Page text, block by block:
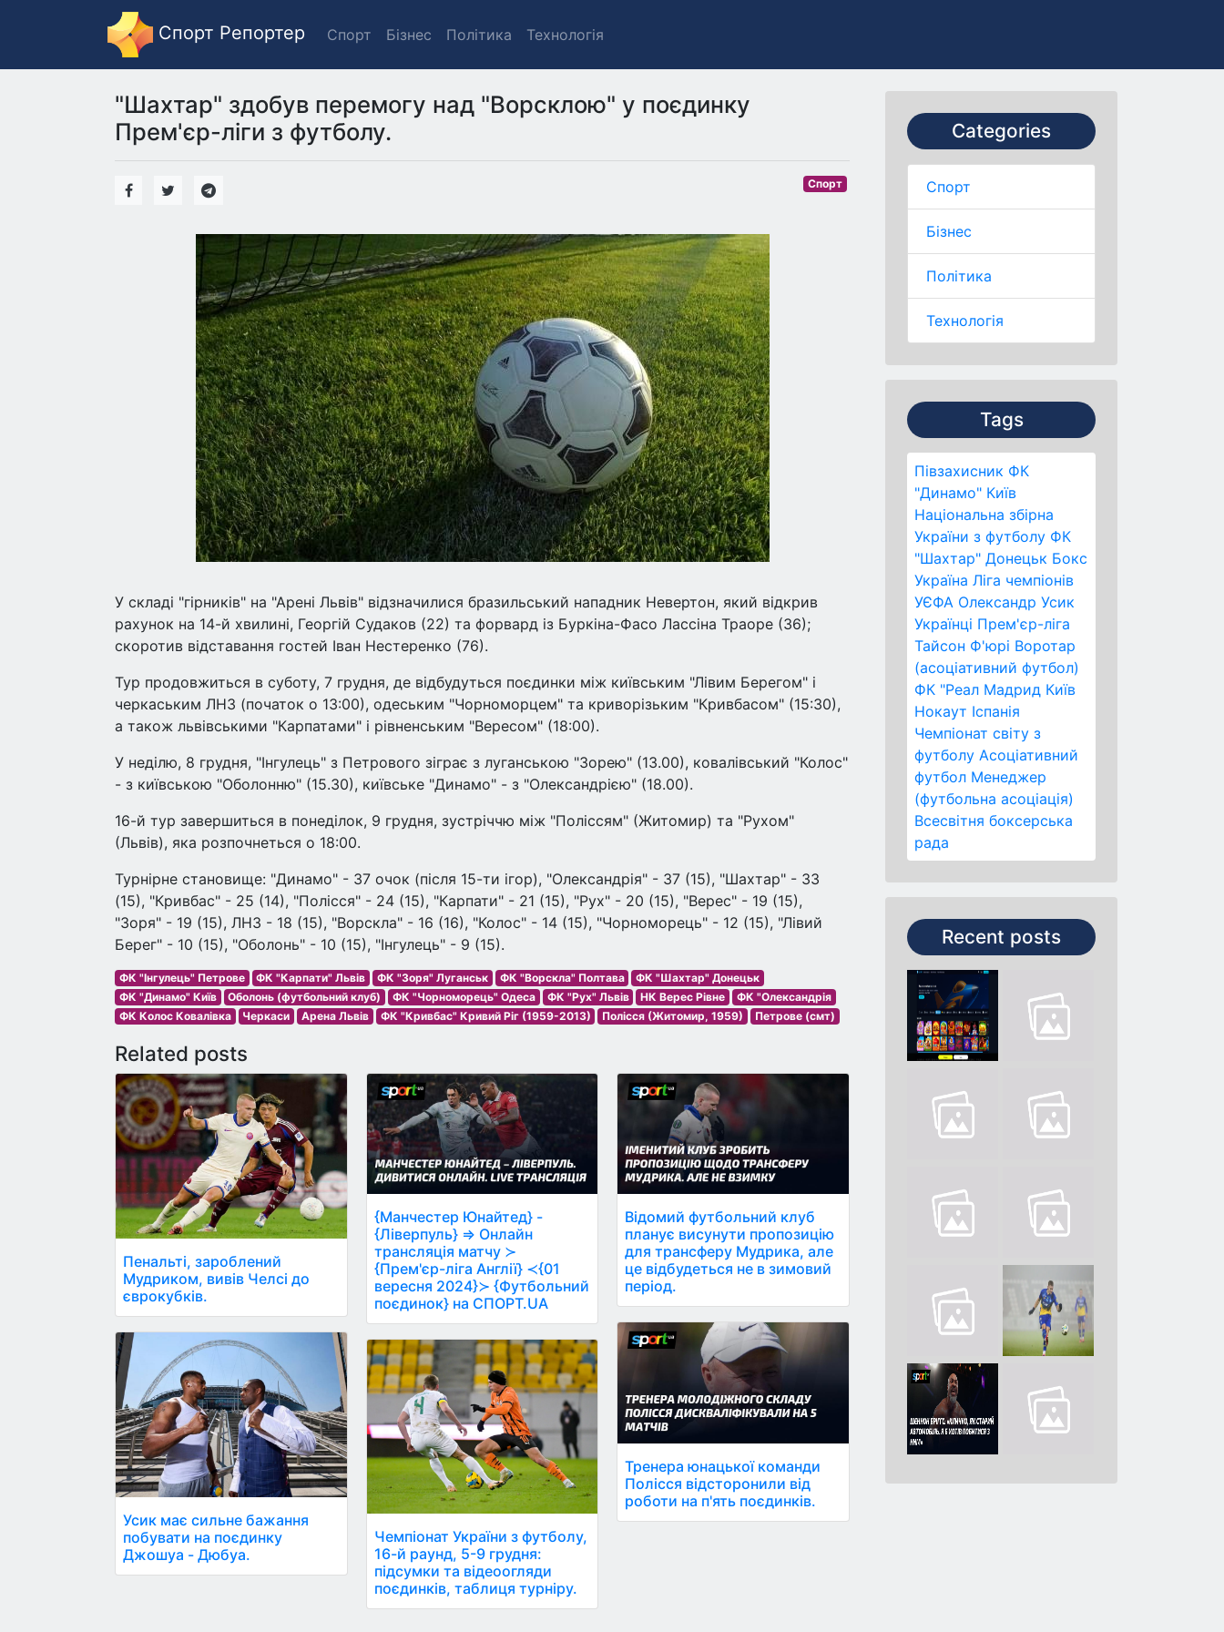
Спорт Репортер Спорт Бізнес Політика Технологія
Categories
Спорт
Бізнес
Політика
Технологія
Tags
Півзахисник ФК
"Динамо" Київ
Національна збірна
України з футболу ФК
"Шахтар" Донецьк Бокс
Україна Ліга чемпіонів
УЄФА Олександр Усик
Українці Прем'єр-ліга
Тайсон Ф'юрі Воротар
(асоціативний футбол)
ФК "Реал Мадрид Київ
Нокаут Іспанія
Чемпіонат світу з
футболу Асоціативний
футбол Менеджер
(футбольна асоціація)
Всесвітня боксерська
рада
Recent posts
"Шахтар" здобув перемогу над "Ворсклою" у поєдинку
Прем'єр-ліги з футболу.
Спорт
У складі "гірників" на "Арені Львів" відзначилися бразильський нападник Невертон, який відкрив
рахунок на 14-й хвилині, Георгій Судаков (22) та форвард із Буркіна-Фасо Лассіна Траоре (36);
скоротив відставання гостей Іван Нестеренко (76).
Тур продовжиться в суботу, 7 грудня, де відбудуться поєдинки між київським "Лівим Берегом" і
черкаським ЛНЗ (початок о 13:00), одеським "Чорноморцем" та криворізьким "Кривбасом" (15:30),
а також львівськими "Карпатами" і рівненським "Вересом" (18:00).
У неділю, 8 грудня, "Інгулець" з Петрового зіграє з луганською "Зорею" (13.00), ковалівський "Колос"
- з київською "Оболонню" (15.30), київське "Динамо" - з "Олександрією" (18.00).
16-й тур завершиться в понеділок, 9 грудня, зустріччю між "Поліссям" (Житомир) та "Рухом"
(Львів), яка розпочнеться о 18:00.
Турнірне становище: "Динамо" - 37 очок (після 15-ти ігор), "Олександрія" - 37 (15), "Шахтар" - 33
(15), "Кривбас" - 25 (14), "Полісся" - 24 (15), "Карпати" - 21 (15), "Рух" - 20 (15), "Верес" - 19 (15),
"Зоря" - 19 (15), ЛНЗ - 18 (15), "Ворскла" - 16 (16), "Колос" - 14 (15), "Чорноморець" - 12 (15), "Лівий
Берег" - 10 (15), "Оболонь" - 10 (15), "Інгулець" - 9 (15).
ФК "Інгулець" Петрове ФК "Карпати" Львів ФК "Зоря" Луганськ ФК "Ворскла" Полтава
ФК "Шахтар" Донецьк
ФК "Динамо" Київ
Оболонь (футбольний клуб) ФК "Чорноморець" Одеса ФК "Рух" Львів НК Верес Рівне
ФК "Олександрія
ФК Колос Ковалівка
Черкаси Арена Львів ФК "Кривбас" Кривий Ріг (1959-2013) Полісся (Житомир, 1959) Петрове (смт)
Related posts
Пенальті, зароблений
Мудриком, вивів Челсі до
єврокубків.
Усик має сильне бажання
побувати на поєдинку
Джошуа - Дюбуа.
{Манчестер Юнайтед} -
{Ліверпуль} ⇒ Онлайн
трансляція матчу ≻
{Прем'єр-ліга Англії} ≺{01
вересня 2024}≻ {Футбольний
поєдинок} на СПОРТ.UA
Чемпіонат України з футболу,
16-й раунд, 5-9 грудня:
підсумки та відеоогляди
поєдинків, таблиця турніру.
Відомий футбольний клуб
планує висунути пропозицію
для трансферу Мудрика, але
це відбудеться не в зимовий
період.
Тренера юнацької команди
Полісся відсторонили від
роботи на п'ять поєдинків.